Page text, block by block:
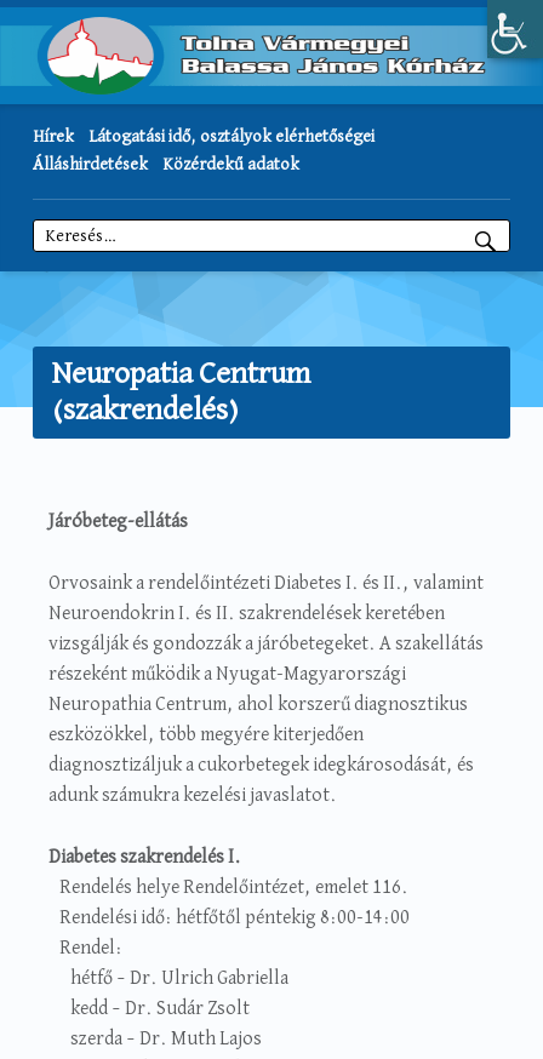
Hírek
Látogatási idő, osztályok elérhetőségei
Álláshirdetések
Közérdekű adatok
Keresés:
Neuropatia Centrum
(szakrendelés)
Járóbeteg-ellátás
Orvosaink a rendelőintézeti Diabetes I. és II., valamint
Neuroendokrin I. és II. szakrendelések keretében
vizsgálják és gondozzák a járóbetegeket. A szakellátás
részeként működik a Nyugat-Magyarországi
Neuropathia Centrum, ahol korszerű diagnosztikus
eszközökkel, több megyére kiterjedően
diagnosztizáljuk a cukorbetegek idegkárosodását, és
adunk számukra kezelési javaslatot.
Diabetes szakrendelés I.
Rendelés helye Rendelőintézet, emelet 116.
Rendelési idő: hétfőtől péntekig 8:00-14:00
Rendel:
hétfő – Dr. Ulrich Gabriella
kedd – Dr. Sudár Zsolt
szerda – Dr. Muth Lajos